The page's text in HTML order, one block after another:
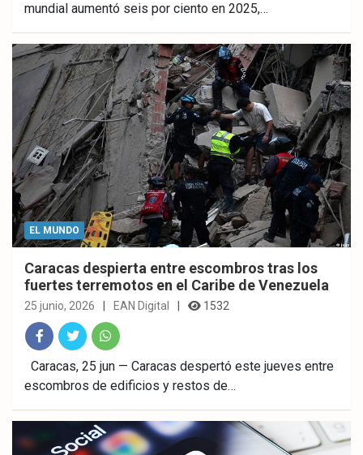
ebo
ok
er
sAp
p
mundial aumentó seis por ciento en 2025,…
EL MUNDO
Caracas despierta entre escombros tras los
fuertes terremotos en el Caribe de Venezuela
25 junio, 2026 EAN Digital 1532
Fac
ebo
ok
Twitt
er
What
sAp
p
Caracas, 25 jun — Caracas despertó este jueves entre
escombros de edificios y restos de…